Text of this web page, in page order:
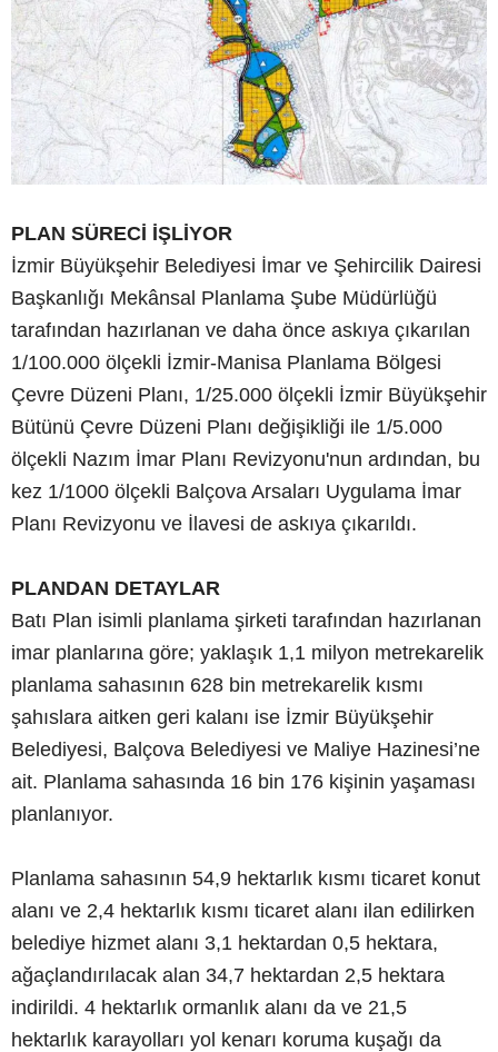
PLAN SÜRECİ İŞLİYOR
İzmir Büyükşehir Belediyesi İmar ve Şehircilik Dairesi
Başkanlığı Mekânsal Planlama Şube Müdürlüğü
tarafından hazırlanan ve daha önce askıya çıkarılan
1/100.000 ölçekli İzmir-Manisa Planlama Bölgesi
Çevre Düzeni Planı, 1/25.000 ölçekli İzmir Büyükşehir
Bütünü Çevre Düzeni Planı değişikliği ile 1/5.000
ölçekli Nazım İmar Planı Revizyonu'nun ardından, bu
kez 1/1000 ölçekli Balçova Arsaları Uygulama İmar
Planı Revizyonu ve İlavesi de askıya çıkarıldı.
PLANDAN DETAYLAR
Batı Plan isimli planlama şirketi tarafından hazırlanan
imar planlarına göre; yaklaşık 1,1 milyon metrekarelik
planlama sahasının 628 bin metrekarelik kısmı
şahıslara aitken geri kalanı ise İzmir Büyükşehir
Belediyesi, Balçova Belediyesi ve Maliye Hazinesi’ne
ait. Planlama sahasında 16 bin 176 kişinin yaşaması
planlanıyor.
Planlama sahasının 54,9 hektarlık kısmı ticaret konut
alanı ve 2,4 hektarlık kısmı ticaret alanı ilan edilirken
belediye hizmet alanı 3,1 hektardan 0,5 hektara,
ağaçlandırılacak alan 34,7 hektardan 2,5 hektara
indirildi. 4 hektarlık ormanlık alanı da ve 21,5
hektarlık karayolları yol kenarı koruma kuşağı da